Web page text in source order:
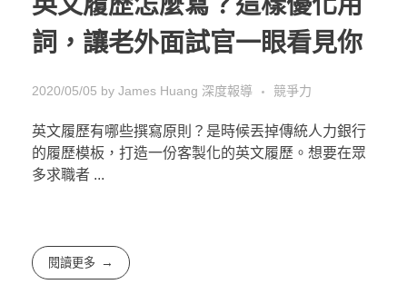
詞，讓老外面試官一眼看見你
2020/05/05 by James Huang 深度報導 競爭力
英文履歷有哪些撰寫原則？是時候丟掉傳統人力銀行
的履歷模板，打造一份客製化的英文履歷。想要在眾
多求職者 ...
閱讀更多